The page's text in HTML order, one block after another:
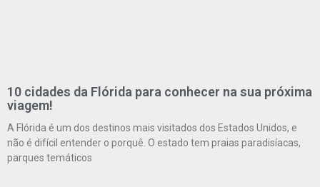
10 cidades da Flórida para conhecer na sua próxima
viagem!
A Flórida é um dos destinos mais visitados dos Estados Unidos, e
não é difícil entender o porquê. O estado tem praias paradisíacas,
parques temáticos